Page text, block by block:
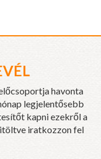
havonta
legjelentősebb
kapni ezekről a
iratkozzon fel